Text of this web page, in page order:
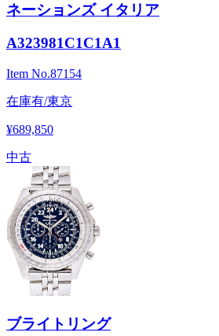
ネーションズ イタリア
A323981C1C1A1
Item No.87154
在庫有/東京
¥689,850
中古
ブライトリング